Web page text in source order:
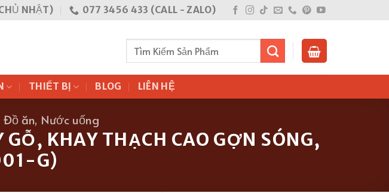
NHẬT) 077 3456 433 (CALL - ZALO)
Tìm
kiếm:
THIẾT BỊ BLOG LIÊN HỆ
Đồ ăn, Nước uống
KHAY THẠCH CAO GỢN SÓNG,
G)